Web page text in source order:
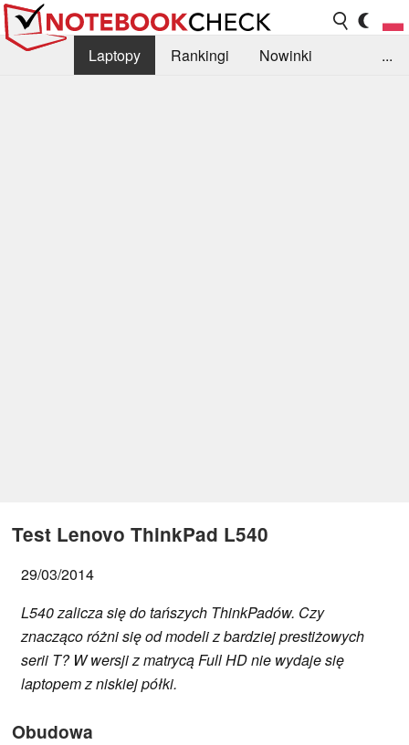
Laptopy Rankingi
Nowinki
...
Test Lenovo ThinkPad L540
29/03/2014
L540 zalicza się do tańszych ThinkPadów. Czy
znacząco różni się od modeli z bardziej prestiżowych
serii T? W wersji z matrycą Full HD nie wydaje się
laptopem z niskiej półki.
Obudowa